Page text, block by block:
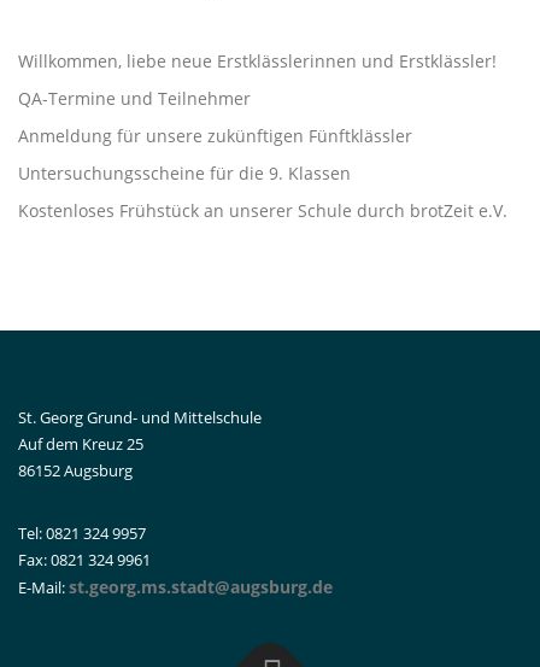
Willkommen, liebe neue Erstklässlerinnen und Erstklässler!
QA-Termine und Teilnehmer
Anmeldung für unsere zukünftigen Fünftklässler
Untersuchungsscheine für die 9. Klassen
Kostenloses Frühstück an unserer Schule durch brotZeit e.V.
St. Georg Grund- und Mittelschule
Auf dem Kreuz 25
86152 Augsburg
Tel: 0821 324 9957
Fax: 0821 324 9961
E-Mail:st.georg.ms.stadt@augsburg.de